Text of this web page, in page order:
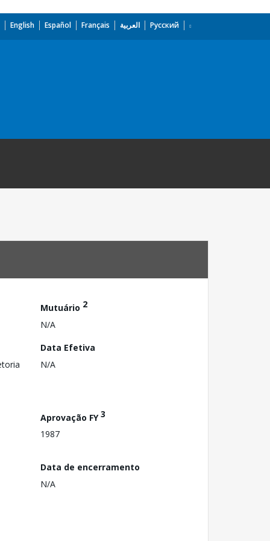
English Español Français العربية Русский
Mutuário 2
N/A
Data Efetiva
N/A
Aprovação FY3
1987
Data de encerramento
N/A